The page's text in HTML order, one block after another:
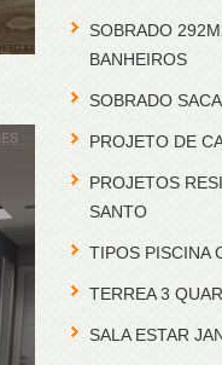
SOBRADO
BANHEIROS
SOBRADO
PROJETO DE
PROJETOS
SANTO
TIPOS PISCINA
TERREA 3
SALA ESTAR